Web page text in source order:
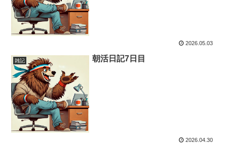
2026.05.03
雑記 朝活日記7日目
2026.04.30